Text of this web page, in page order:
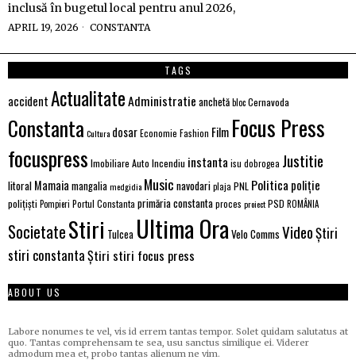
inclusă în bugetul local pentru anul 2026,
APRIL 19, 2026 CONSTANTA
TAGS
accidentActualitateAdministratie anchetăblocCernavoda
Constanta Cultura dosarEconomie Fashion Film Focus Press
focuspress Imobiliare Auto Incendiu instanta isu dobrogea Justitie
litoral Mamaia mangaliamedgidia Music navodariplaja PNL Politica poliție
polițiști Pompieri Portul Constanta primăria constantaproces proiectPSD ROMÂNIA
SocietateStiri Tulcea Ultima Ora Velo Comms VideoȘtiri
stiri constantaȘtiri stiri focus press
ABOUT US
Labore nonumes te vel, vis id errem tantas tempor. Solet quidam salutatus at
quo. Tantas comprehensam te sea, usu sanctus similique ei. Viderer
admodum mea et, probo tantas alienum ne vim.